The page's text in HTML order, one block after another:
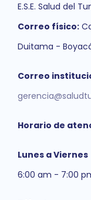
E.S.E. Salud del
Correo físico:
Duitama -
Correo
Horario de
Lunes a Viernes
6:00 am - 7:00